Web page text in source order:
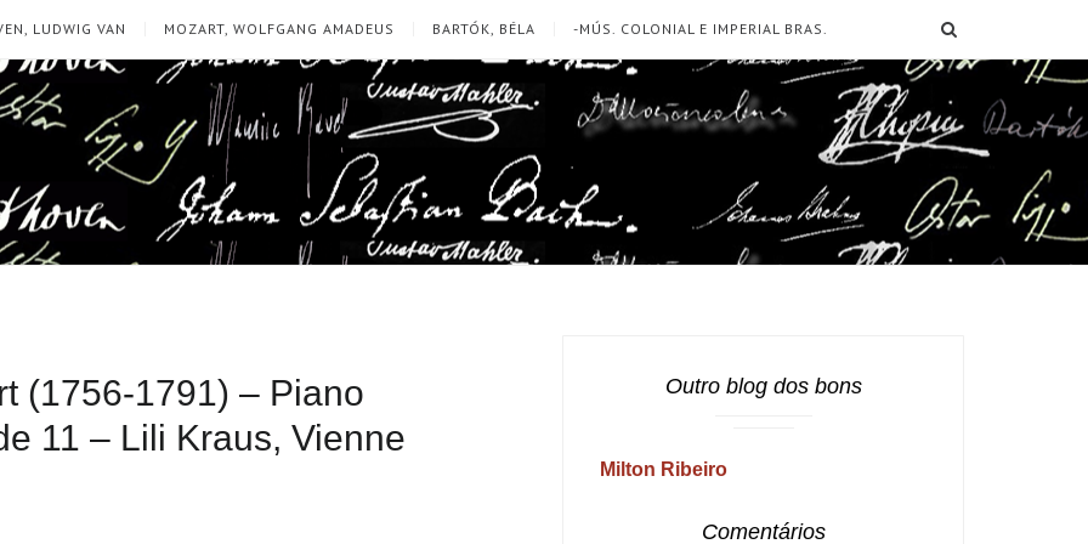
LUDWIG VAN MOZART, WOLFGANG AMADEUS BARTÓK, BÉLA -MÚS. COLONIAL E IMPERIAL BRAS.
(1756-1791) – Piano
11 – Lili Kraus, Vienne
Outro blog dos bons
Milton Ribeiro
Comentários